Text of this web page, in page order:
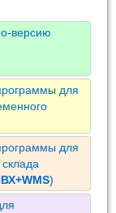
версию
для
для
)